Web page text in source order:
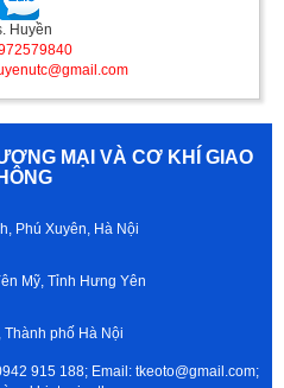
Huyền
MẠI VÀ CƠ KHÍ GIAO
Phú Xuyên, Hà Nội
Mỹ, Tỉnh Hưng Yên
phố Hà Nội
915 188; Email: tkeoto@gmail.com;